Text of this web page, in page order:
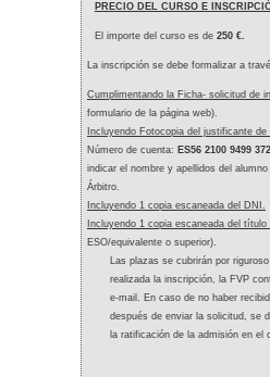
PRECIO DEL CURSO E
El importe del curso es de 250 €.
La inscripción se debe formalizar a
Cumplimentando la Ficha- solicitud de
formulario de la página web).
Incluyendo Fotocopia del justificante de
Número de cuenta: ES56 2100 9499
indicar el nombre y apellidos del
Árbitro.
Incluyendo 1 copia escaneada del DNI.
Incluyendo 1 copia escaneada del título
ESO/equivalente o superior).
Las plazas se cubrirán por
realizada la inscripción, la FVP
e-mail. En caso de no haber
después de enviar la solicitud, se
la ratificación de la admisión en el